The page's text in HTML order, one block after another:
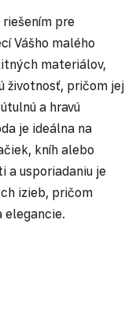
pre
Vášho malého
materiálov,
životnosť, pričom jej
a hravú
je ideálna na
kníh alebo
a usporiadaniu je
izieb, pričom
elegancie.